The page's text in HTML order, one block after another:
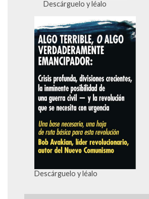
Descárguelo y léalo
Descárguelo y léalo